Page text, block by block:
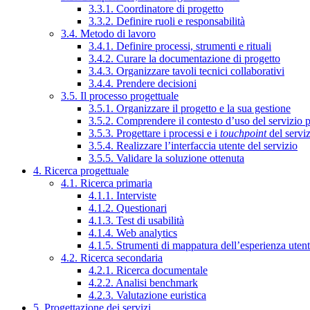
3.3.1. Coordinatore di progetto
3.3.2. Definire ruoli e responsabilità
3.4. Metodo di lavoro
3.4.1. Definire processi, strumenti e rituali
3.4.2. Curare la documentazione di progetto
3.4.3. Organizzare tavoli tecnici collaborativi
3.4.4. Prendere decisioni
3.5. Il processo progettuale
3.5.1. Organizzare il progetto e la sua gestione
3.5.2. Comprendere il contesto d’uso del servizio
3.5.3. Progettare i processi e i touchpointdel
3.5.4. Realizzare l’interfaccia utente del servizio
3.5.5. Validare la soluzione ottenuta
4. Ricerca progettuale
4.1. Ricerca primaria
4.1.1. Interviste
4.1.2. Questionari
4.1.3. Test di usabilità
4.1.4. Web analytics
4.1.5. Strumenti di mappatura dell’esperienza
4.2. Ricerca secondaria
4.2.1. Ricerca documentale
4.2.2. Analisi benchmark
4.2.3. Valutazione euristica
5. Progettazione dei servizi